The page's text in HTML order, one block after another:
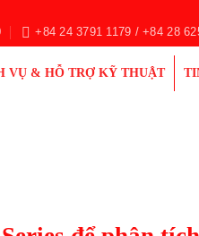
+84 24 3791 1179 / +84 28
VỤ & HỖ TRỢ KỸ THUẬT